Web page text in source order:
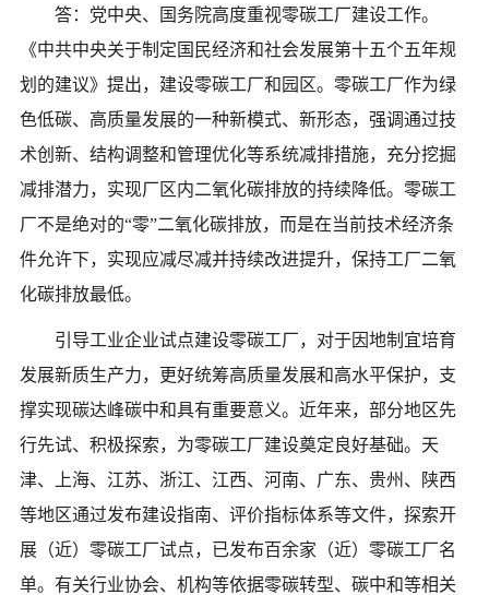
答：党中央、国务院高度重视零碳工厂建设工作。
《中共中央关于制定国民经济和社会发展第十五个五年规
划的建议》提出，建设零碳工厂和园区。零碳工厂作为绿
色低碳、高质量发展的一种新模式、新形态，强调通过技
术创新、结构调整和管理优化等系统减排措施，充分挖掘
减排潜力，实现厂区内二氧化碳排放的持续降低。零碳工
厂不是绝对的“零”二氧化碳排放，而是在当前技术经济条
件允许下，实现应减尽减并持续改进提升，保持工厂二氧
化碳排放最低。
引导工业企业试点建设零碳工厂，对于因地制宜培育
发展新质生产力，更好统筹高质量发展和高水平保护，支
撑实现碳达峰碳中和具有重要意义。近年来，部分地区先
行先试、积极探索，为零碳工厂建设奠定良好基础。天
津、上海、江苏、浙江、江西、河南、广东、贵州、陕西
等地区通过发布建设指南、评价指标体系等文件，探索开
展（近）零碳工厂试点，已发布百余家（近）零碳工厂名
单。有关行业协会、机构等依据零碳转型、碳中和等相关